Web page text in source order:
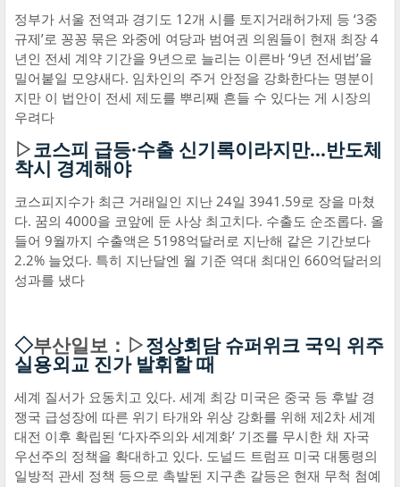
정부가 서울 전역과 경기도 12개 시를 토지거래허가제 등 ‘3중
규제’로 꽁꽁 묶은 와중에 여당과 범여권 의원들이 현재 최장 4
년인 전세 계약 기간을 9년으로 늘리는 이른바 ‘9년 전세법’을
밀어붙일 모양새다. 임차인의 주거 안정을 강화한다는 명분이
지만 이 법안이 전세 제도를 뿌리째 흔들 수 있다는 게 시장의
우려다
▷코스피 급등·수출 신기록이라지만…반도체
착시 경계해야
코스피지수가 최근 거래일인 지난 24일 3941.59로 장을 마쳤
다. 꿈의 4000을 코앞에 둔 사상 최고치다. 수출도 순조롭다. 올
들어 9월까지 수출액은 5198억달러로 지난해 같은 기간보다
2.2% 늘었다. 특히 지난달엔 월 기준 역대 최대인 660억달러의
성과를 냈다
◇부산일보：▷정상회담 슈퍼위크 국익 위주
실용외교 진가 발휘할 때
세계 질서가 요동치고 있다. 세계 최강 미국은 중국 등 후발 경
쟁국 급성장에 따른 위기 타개와 위상 강화를 위해 제2차 세계
대전 이후 확립된 ‘다자주의와 세계화’ 기조를 무시한 채 자국
우선주의 정책을 확대하고 있다. 도널드 트럼프 미국 대통령의
일방적 관세 정책 등으로 촉발된 지구촌 갈등은 현재 무척 첨예